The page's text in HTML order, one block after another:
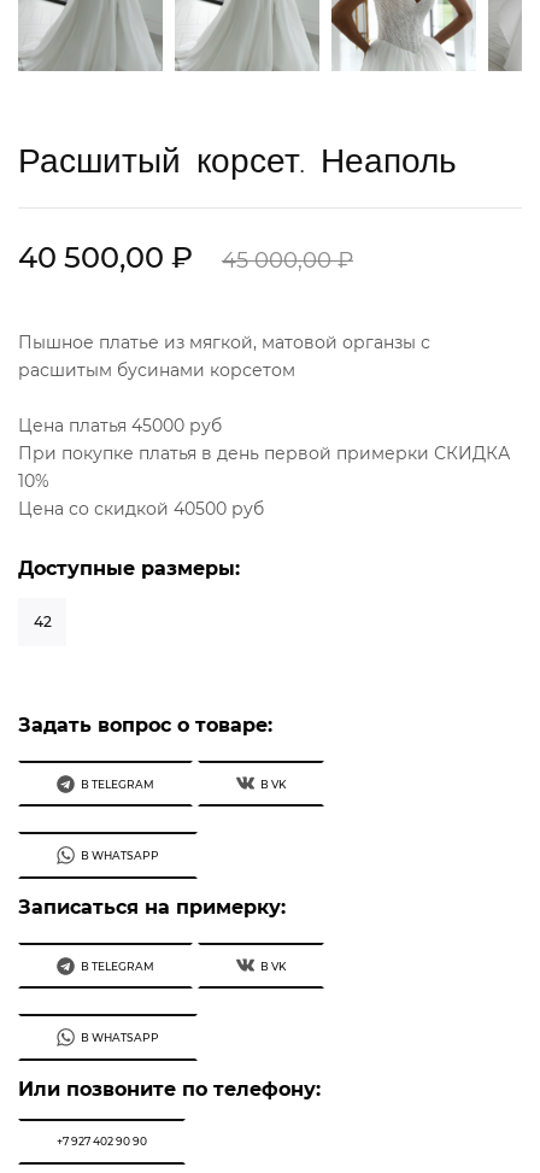
Расшитый корсет. Неаполь
40 500,00 ₽ 45 000,00 ₽
Пышное платье из мягкой, матовой органзы с
расшитым бусинами корсетом
Цена платья 45000 руб
При покупке платья в день первой примерки СКИДКА
10%
Цена со скидкой 40500 руб
Доступные размеры:
42
Задать вопрос о товаре:
В TELEGRAM В VK
В WHATSAPP
Записаться на примерку:
В TELEGRAM В VK
В WHATSAPP
Или позвоните по телефону:
+7 927 402 90 90